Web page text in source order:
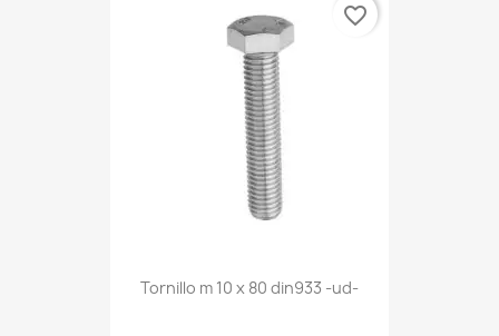
Tornillo m 10 x 80 din933 -ud-
favorite_border